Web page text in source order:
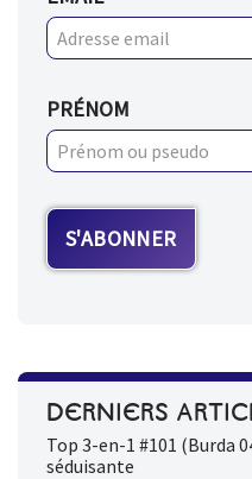
PRÉNOM
DERNIERS
Top 3-en-1 #101 (Burda
séduisante